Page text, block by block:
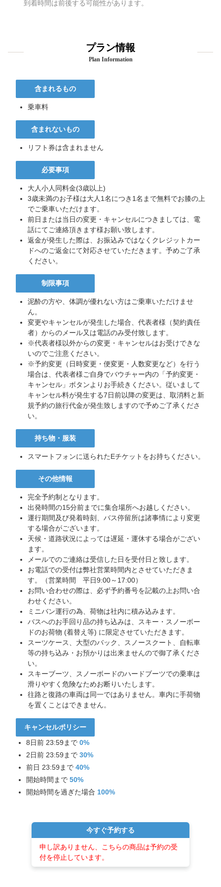
到着時間は前後する可能性があります。
プラン情報
Plan Information
含まれるもの
乗車料
含まれないもの
リフト券は含まれません
必要事項
大人小人同料金(3歳以上)
3歳未満のお子様は大人1名につき1名まで無料でお膝の上
でご乗車いただけます。
前日または当日の変更・キャンセルにつきましては、電
話にてご連絡頂きます様お願い致します。
返金が発生した際は、お振込みではなくクレジットカー
ドへのご返金にて対応させていただきます。予めご了承
ください。
制限事項
泥酔の方や、体調が優れない方はご乗車いただけませ
ん。
変更やキャンセルが発生した場合、代表者様（契約責任
者）からのメール又は電話のみ受付致します。
※代表者様以外からの変更・キャンセルはお受けできな
いのでご注意ください。
※予約変更（日時変更・便変更・人数変更など）を行う
場合は、代表者様ご自身でバウチャー内の「予約変更・
キャンセル」ボタンよりお手続きください。従いまして
キャンセル料が発生する7日前以降の変更は、取消料と新
規予約の旅行代金が発生致しますので予めご了承くださ
い。
持ち物・服装
スマートフォンに送られたEチケットをお持ちください。
その他情報
完全予約制となります。
出発時間の15分前までに集合場所へお越しください。
運行期間及び発着時刻、バス停留所は諸事情により変更
する場合がございます。
天候・道路状況によっては遅延・運休する場合がござい
ます。
メールでのご連絡は受信した日を受付⽇と致します。
お電話での受付は弊社営業時間内とさせていただきま
す。（営業時間 平日9:00～17:00）
お問い合わせの際は、必ず予約番号を記載の上お問い合
わせください。
ミニバン運行の為、荷物は社内に積み込みます。
バスへのお手回り品の持ち込みは、スキー・スノーボー
ドのお荷物 (着替え等) に限定させていただきます。
スーツケース、大型のバック、スノースクート、自転車
等の持ち込み・お預かりは出来ませんので御了承くださ
い。
スキーブーツ、スノーボードのハードブーツでの乗車は
滑りやすく危険なためお断りいたします。
往路と復路の車両は同一ではありません。車内に手荷物
を置くことはできません。
キャンセルポリシー
8日前 23:59まで 0%
2日前 23:59まで 30%
前日 23:59まで 40%
開始時間まで 50%
開始時間を過ぎた場合 100%
今すぐ予約する
申し訳ありません、こちらの商品は予約の受
付を停止しています。